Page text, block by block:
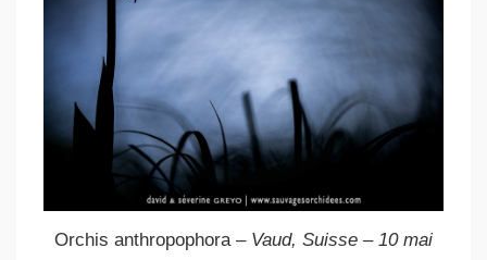
Orchis anthropophora – Vaud, Suisse – 10 mai